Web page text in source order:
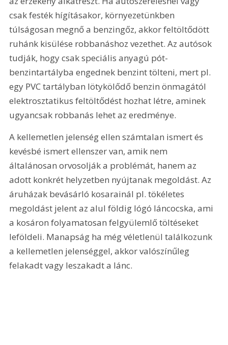
csak festék hígításakor, környezetünkben
túlságosan megnő a benzingőz, akkor feltöltődött
ruhánk kisülése robbanáshoz vezethet. Az autósok
tudják, hogy csak speciális anyagú pót-
benzintartályba engednek benzint tölteni, mert pl.
egy PVC tartályban lötykölődő benzin önmagától
elektrosztatikus feltöltődést hozhat létre, aminek
ugyancsak robbanás lehet az eredménye.
A kellemetlen jelenség ellen számtalan ismert és
kevésbé ismert ellenszer van, amik nem
általánosan orvosolják a problémát, hanem az
adott konkrét helyzetben nyújtanak megoldást. Az
áruházak bevásárló kosarainál pl. tökéletes
megoldást jelent az alul földig lógó láncocska, ami
a kosáron folyamatosan felgyülemlő töltéseket
leföldeli. Manapság ha még véletlenül találkozunk
a kellemetlen jelenséggel, akkor valószínűleg
felakadt vagy leszakadt a lánc.